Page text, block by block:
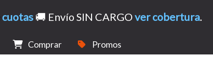
cuotas🚚 Envío SIN CARGOver cobertura.
Comprar Promos